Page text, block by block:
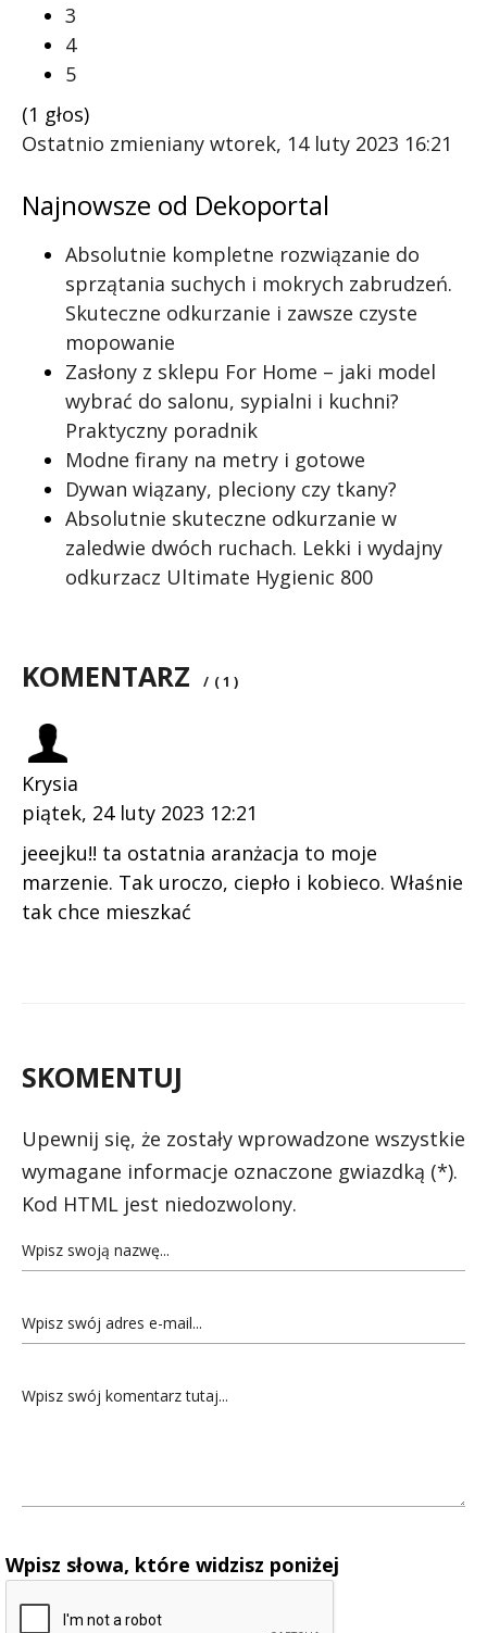
3
4
5
(1 głos)
Ostatnio zmieniany wtorek, 14 luty 2023 16:21
Najnowsze od Dekoportal
Absolutnie kompletne rozwiązanie do
sprzątania suchych i mokrych zabrudzeń.
Skuteczne odkurzanie i zawsze czyste
mopowanie
Zasłony z sklepu For Home – jaki model
wybrać do salonu, sypialni i kuchni?
Praktyczny poradnik
Modne firany na metry i gotowe
Dywan wiązany, pleciony czy tkany?
Absolutnie skuteczne odkurzanie w
zaledwie dwóch ruchach. Lekki i wydajny
odkurzacz Ultimate Hygienic 800
KOMENTARZ / ( 1 )
Krysia
piątek, 24 luty 2023 12:21
jeeejku!! ta ostatnia aranżacja to moje
marzenie. Tak uroczo, ciepło i kobieco. Właśnie
tak chce mieszkać
SKOMENTUJ
Upewnij się, że zostały wprowadzone wszystkie
wymagane informacje oznaczone gwiazdką (*).
Kod HTML jest niedozwolony.
Wpisz słowa, które widzisz poniżej